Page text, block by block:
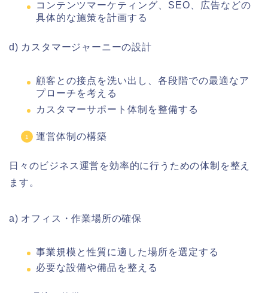
コンテンツマーケティング、SEO、広告などの
具体的な施策を計画する
d) カスタマージャーニーの設計
顧客との接点を洗い出し、各段階での最適なア
プローチを考える
カスタマーサポート体制を整備する
運営体制の構築
日々のビジネス運営を効率的に行うための体制を整え
ます。
a) オフィス・作業場所の確保
事業規模と性質に適した場所を選定する
必要な設備や備品を整える